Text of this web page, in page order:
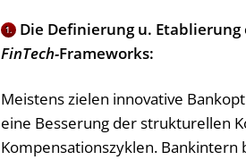
1.
Die Definierung u. Etablierung
FinTech-Frameworks:
Meistens zielen innovative
eine Besserung der strukturellen
Kompensationszyklen.